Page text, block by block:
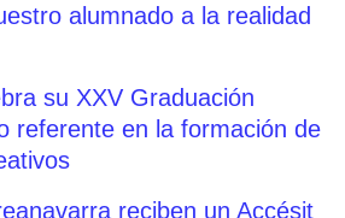
alumnado a la realidad
su XXV Graduación
referente en la formación de
reciben un Accésit